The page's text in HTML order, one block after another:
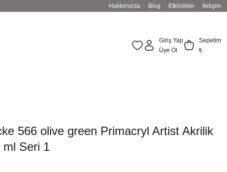
Hakkımızda Blog Etkinlikler İletişim
Giriş Yap
Üye Ol
Sepetim
₺
566 olive green Primacryl Artist Akrilik
ml Seri 1